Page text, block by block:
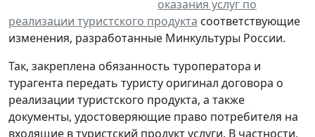
оказания услуг по
реализации туристского продукта соответствующие
изменения, разработанные Минкультуры России.
Так, закреплена обязанность туроператора и
турагента передать туристу оригинал договора о
реализации туристского продукта, а также
документы, удостоверяющие право потребителя на
входящие в туристский продукт услуги. В частности,